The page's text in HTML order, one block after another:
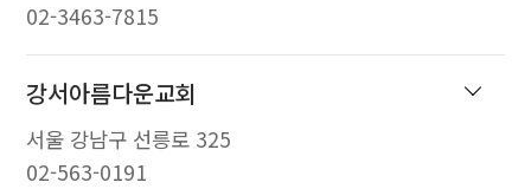
02-3463-7815
강서아름다운교회
서울 강남구 선릉로 325
02-563-0191